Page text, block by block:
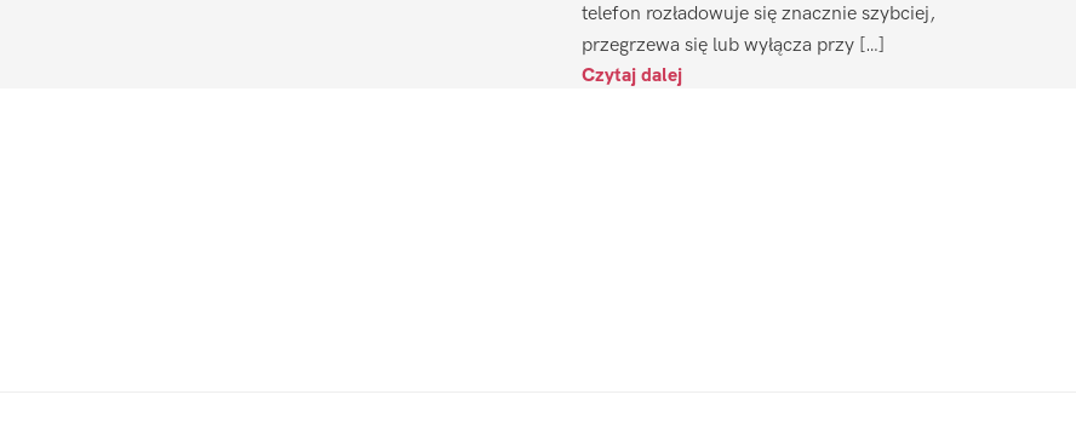
telefon rozładowuje się znacznie szybciej,
przegrzewa się lub wyłącza przy […]
Czytaj dalej